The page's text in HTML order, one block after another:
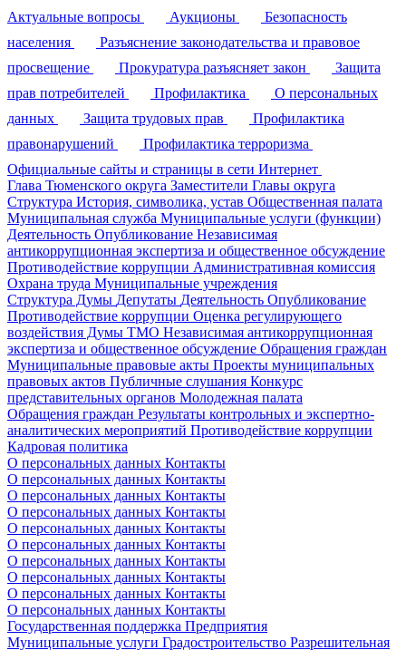
Актуальные вопросы
Аукционы
Безопасность
населения
Разъяснение законодательства и правовое
просвещение
Прокуратура разъясняет закон
Защита
прав потребителей
Профилактика
О персональных
данных
Защита трудовых прав
Профилактика
правонарушений
Профилактика терроризма
Официальные сайты и страницы в сети Интернет
Глава Тюменского округа Заместители Главы округа
Структура История, символика, устав Общественная палата
Муниципальная служба Муниципальные услуги (функции)
Деятельность Опубликование Независимая
антикоррупционная экспертиза и общественное обсуждение
Противодействие коррупции Административная комиссия
Охрана труда Муниципальные учреждения
Структура Думы Депутаты Деятельность Опубликование
Противодействие коррупции Оценка регулирующего
воздействия Думы ТМО Независимая антикоррупционная
экспертиза и общественное обсуждение Обращения граждан
Муниципальные правовые акты Проекты муниципальных
правовых актов Публичные слушания Конкурс
представительных органов Молодежная палата
Обращения граждан Результаты контрольных и экспертно-
аналитических мероприятий Противодействие коррупции
Кадровая политика
О персональных данных Контакты
О персональных данных Контакты
О персональных данных Контакты
О персональных данных Контакты
О персональных данных Контакты
О персональных данных Контакты
О персональных данных Контакты
О персональных данных Контакты
О персональных данных Контакты
О персональных данных Контакты
Государственная поддержка Предприятия
Муниципальные услуги Градостроительство Разрешительная